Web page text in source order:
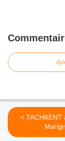
< TACHKENT au Studio